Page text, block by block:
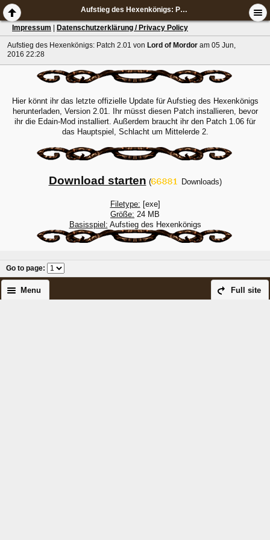
Aufstieg des Hexenkönigs: Patch 2.01
Impressum Datenschutzerklärung / Privacy Policy
Aufstieg des Hexenkönigs: Patch 2.01 von Lord of Mordor am 05 Jun,
2016 22:28
Hier könnt ihr das letzte offizielle Update für Aufstieg des Hexenkönigs
herunterladen, Version 2.01. Ihr müsst diesen Patch installieren, bevor
ihr die Edain-Mod installiert. Außerdem braucht ihr den Patch 1.06 für
das Hauptspiel, Schlacht um Mittelerde 2.
Download starten ( Downloads)
Filetype: [exe]
Größe: 24 MB
Basisspiel: Aufstieg des Hexenkönigs
Go to page:
Full site
Menu